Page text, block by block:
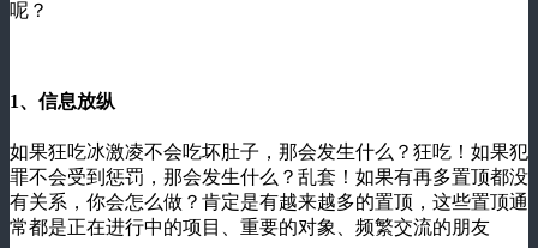
呢？
1、信息放纵
如果狂吃冰激凌不会吃坏肚子，那会发生什么？狂吃！如果犯
罪不会受到惩罚，那会发生什么？乱套！如果有再多置顶都没
有关系，你会怎么做？肯定是有越来越多的置顶，这些置顶通
常都是正在进行中的项目、重要的对象、频繁交流的朋友